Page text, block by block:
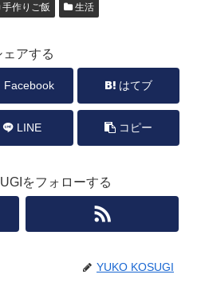
手作りご飯 生活
ェアする
Facebook はてブ
LINE コピー
をフォローする
YUKO KOSUGI